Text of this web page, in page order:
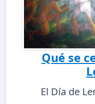
Qué se
El Día de